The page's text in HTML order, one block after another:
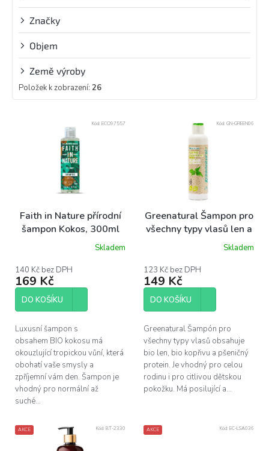
Značky
Objem
Země výroby
Položek k zobrazení: 26
ů
Faith in Nature přírodní
šampon Kokos, 300ml
produktu
je
5,0
5
Skladem
140 Kč bez DPH
169 Kč
DO KOŠÍKU
Luxusní šampon s
obsahem BIO kokosu má
okouzlující tropickou vůní, která
obohatí vaše smysly a
zpříjemní vám den. Šampon je
vhodný pro normální až
suché...
Kód: ECO97557
Greenatural Šampon pro
všechny typy vlasů len a
kopřiva BIO, 250 ml
Skladem
123 Kč bez DPH
149 Kč
DO KOŠÍKU
Greenatural Šampón pro
všechny typy vlasů obsahuje
bio len, bio kopřivu a pšeničný
protein. Je vhodný pro celou
rodinu i pro citlivou dětskou
pokožku. Má posilující a...
Kód: GN-GREEN06
AKCE Kód: BT-2330 AKCE Kód: EC-LSA036